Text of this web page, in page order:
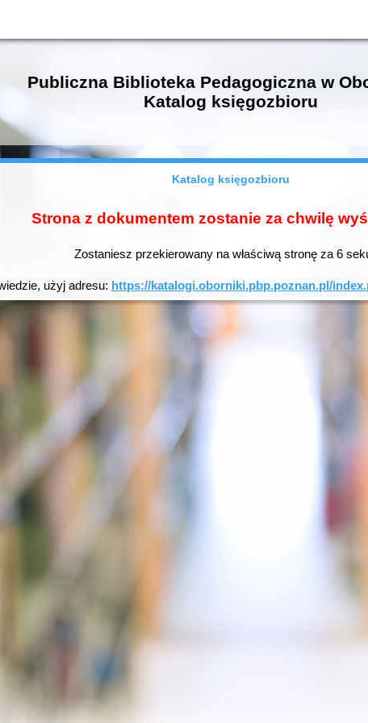
Publiczna Biblioteka Pedagogiczna w
Katalog księgozbioru
Katalog księgozbioru
Strona z dokumentem zostanie za chwilę
Zostaniesz przekierowany na właściwą stronę za 6
użyj adresu: https://katalogi.oborniki.pbp.poznan.pl/